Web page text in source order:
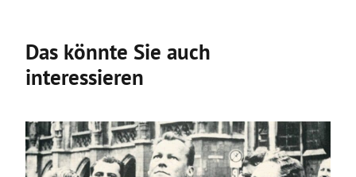
Das könnte Sie auch
interessieren